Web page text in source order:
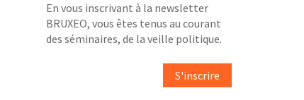
En vous inscrivant à la newsletter
BRUXEO, vous êtes tenus au courant
des séminaires, de la veille politique.
S'inscrire